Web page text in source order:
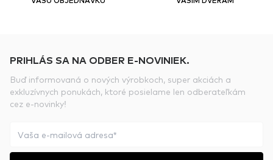
PRIHLÁS SA NA ODBER E-NOVINIEK.
Buď informovaná o nových výrobkoch, super akciách a
exkluzívnych ponukách, ktoré posielame len odberateľkám
cez e-novinky!